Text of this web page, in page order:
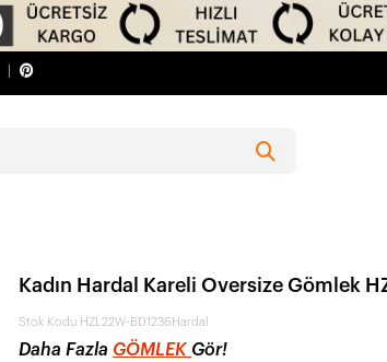
Kadın Hardal Kareli Oversize Gömlek
Stok Kodu HZL22W-BD1236Hardal
Daha Fazla GÖMLEK Gör!